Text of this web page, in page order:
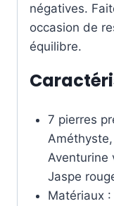
négatives.
occasion de
équilibre.
7 pierres
Aventurine
Jaspe
Matériaux